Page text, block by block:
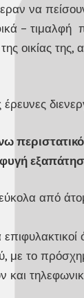
να
– τιμαλφή
οικίας
από
με το